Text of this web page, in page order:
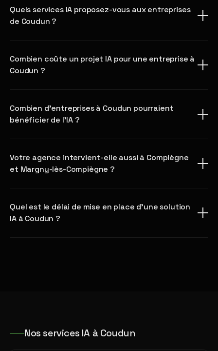
Quels services IA proposez-vous aux entreprises
de Coudun ?
Combien coûte un projet IA pour une entreprise à
Coudun ?
Combien d'entreprises à Coudun pourraient
bénéficier de l'IA ?
Votre agence intervient-elle aussi à Compiègne
et Margny-lès-Compiègne ?
Quel est le délai de mise en place d'une solution
IA à Coudun ?
Nos services IA à Coudun